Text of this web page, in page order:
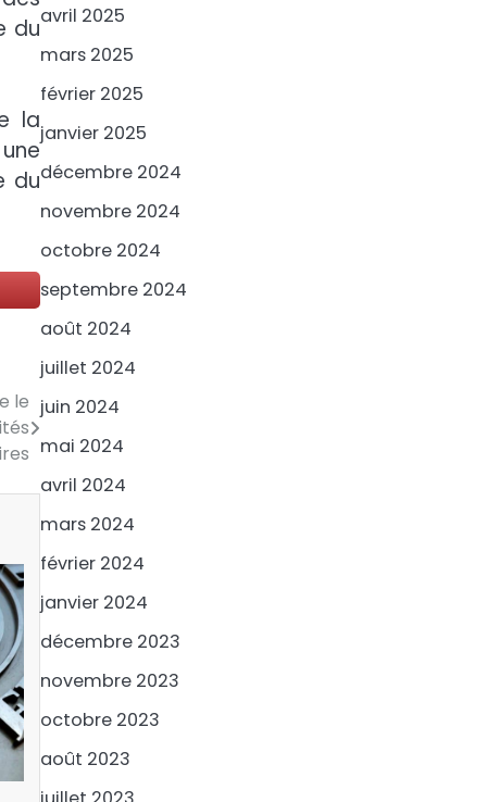
du
la
du
le
avril 2025
mars 2025
février 2025
janvier 2025
décembre 2024
novembre 2024
octobre 2024
septembre 2024
août 2024
juillet 2024
juin 2024
mai 2024
avril 2024
mars 2024
février 2024
janvier 2024
décembre 2023
novembre 2023
octobre 2023
août 2023